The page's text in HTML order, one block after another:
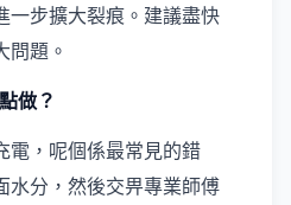
一步擴大裂痕。建議盡快
問題。
做？
電，呢個係最常見的錯
水分，然後交畀專業師傅